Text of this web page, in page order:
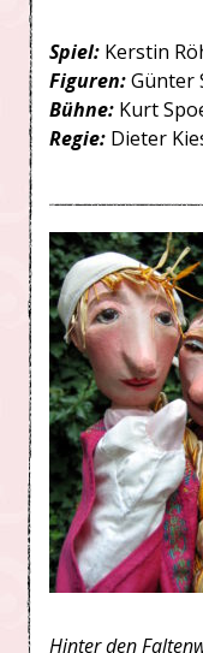
Spiel: Kerstin
Figuren:Günter
Bühne: Kurt
Regie: Dieter
Hinter den